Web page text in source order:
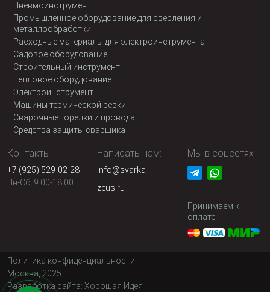
Пневмоинструмент
Промышленное оборудование для сверления и
металлообработки
Расходные материалы для электроинструмента
Садовое оборудование
Строительный инструмент
Тепловое оборудование
Электроинструмент
Машины термической резки
Сварочные горелки и провода
Средства защиты сварщика
Контакты:
+7 (925) 529-02-28
Пн-Сб: 9:00-18:00
Написать нам:
info@svarka-
zeus.ru
Мы в соцсетях
Принимаем к
оплате:
Политика конфиденциальности
Москва, 2025
Разработка сайта: Хорошая Идея